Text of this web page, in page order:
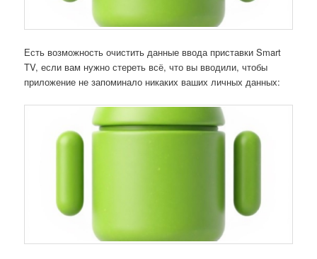
Есть возможность очистить данные ввода приставки Smart
TV, если вам нужно стереть всё, что вы вводили, чтобы
приложение не запоминало никаких ваших личных данных: